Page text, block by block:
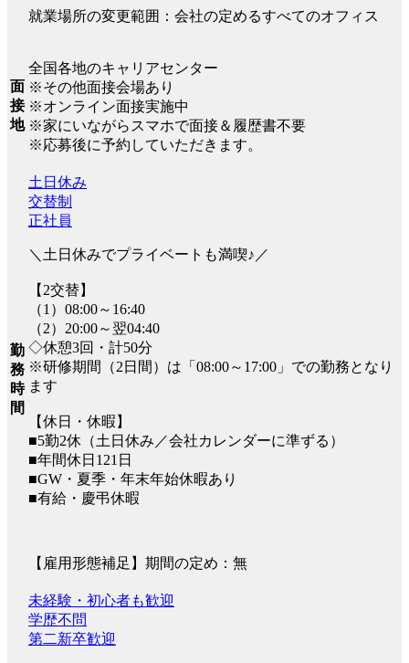
就業場所の変更範囲：会社の定めるすべてのオフィス
面
接
地
全国各地のキャリアセンター
※その他面接会場あり
※オンライン面接実施中
※家にいながらスマホで面接＆履歴書不要
※応募後に予約していただきます。
勤
務
時
間
土日休み
交替制
正社員
＼土日休みでプライベートも満喫♪／
【2交替】
（1）08:00～16:40
（2）20:00～翌04:40
◇休憩3回・計50分
※研修期間（2日間）は「08:00～17:00」での勤務となり
ます
【休日・休暇】
■5勤2休（土日休み／会社カレンダーに準ずる）
■年間休日121日
■GW・夏季・年末年始休暇あり
■有給・慶弔休暇
【雇用形態補足】期間の定め：無
未経験・初心者も歓迎
学歴不問
第二新卒歓迎